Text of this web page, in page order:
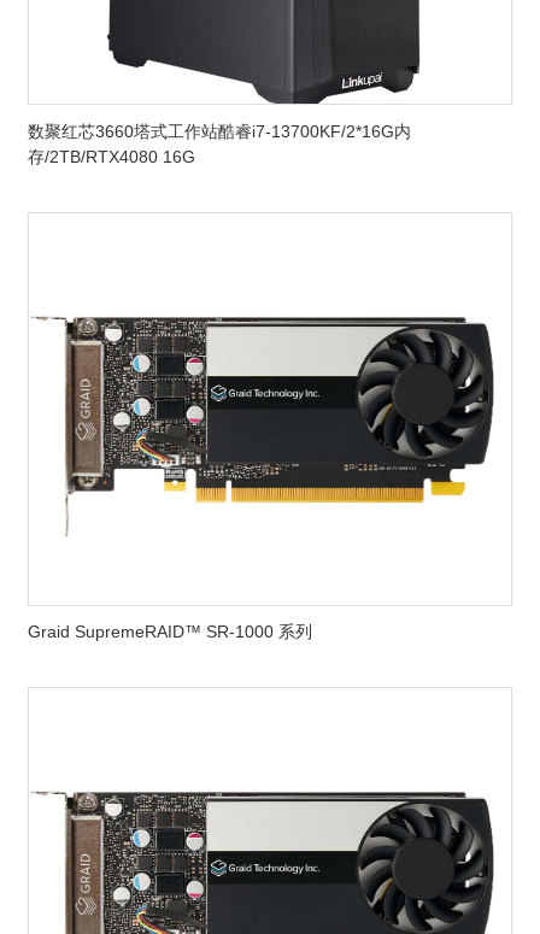
数聚红芯3660塔式工作站酷睿i7-13700KF/2*16G内
存/2TB/RTX4080 16G
Graid SupremeRAID™ SR-1000 系列